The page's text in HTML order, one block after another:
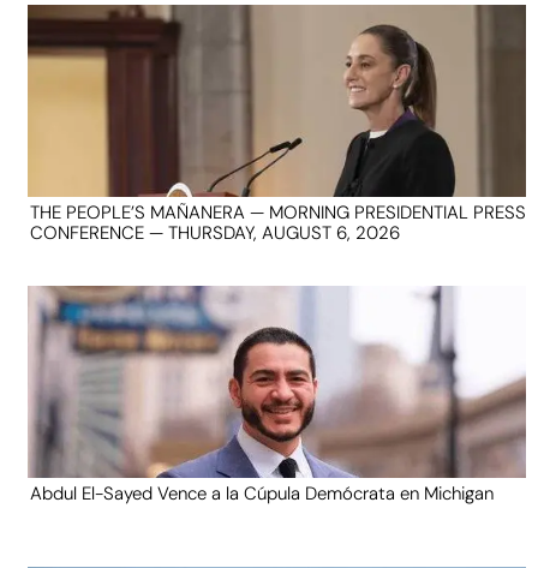
THE PEOPLE’S MAÑANERA — MORNING PRESIDENTIAL PRESS
CONFERENCE — THURSDAY, AUGUST 6, 2026
Abdul El-Sayed Vence a la Cúpula Demócrata en Michigan